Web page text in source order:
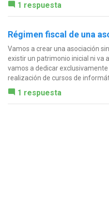
1 respuesta
Régimen fiscal de una
Vamos a crear una asociación
existir un patrimonio inicial ni va
vamos a dedicar
realización de cursos de
1 respuesta